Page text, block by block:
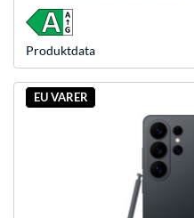
Produkt­data
EU VARER